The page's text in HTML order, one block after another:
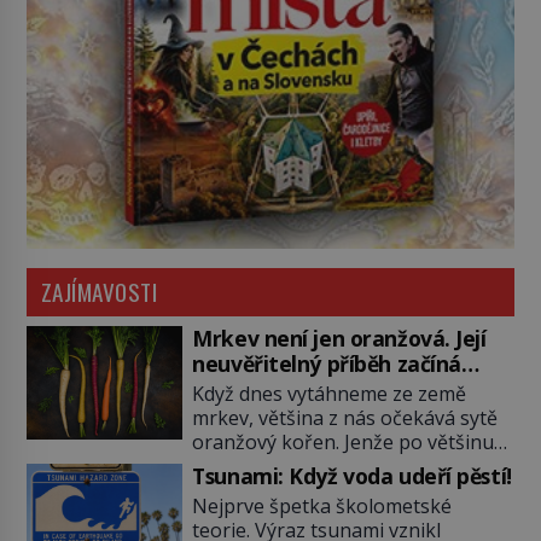
ZAJÍMAVOSTI
Mrkev není jen oranžová. Její
neuvěřitelný příběh začíná
fialovou barvou
Když dnes vytáhneme ze země
mrkev, většina z nás očekává sytě
oranžový kořen. Jenže po většinu
své historie je mrkev všechno
možné, jen ne oranžová. Je fialová,
žlutá, bílá, někdy dokonce téměř
Tsunami: Když voda udeří pěstí!
Nejprve špetka školometské
teorie. Výraz tsunami vznikl